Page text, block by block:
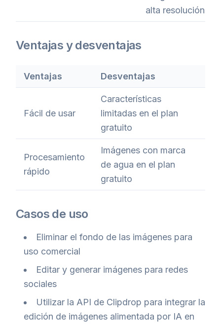
alta resolución
Ventajas y desventajas
Ventajas Desventajas
Fácil de usar
Características
limitadas en el plan
gratuito
Procesamiento
rápido
Imágenes con marca
de agua en el plan
gratuito
Casos de uso
Eliminar el fondo de las imágenes para
uso comercial
Editar y generar imágenes para redes
sociales
Utilizar la API de Clipdrop para integrar la
edición de imágenes alimentada por IA en